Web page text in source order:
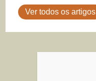
Ver todos os artigos